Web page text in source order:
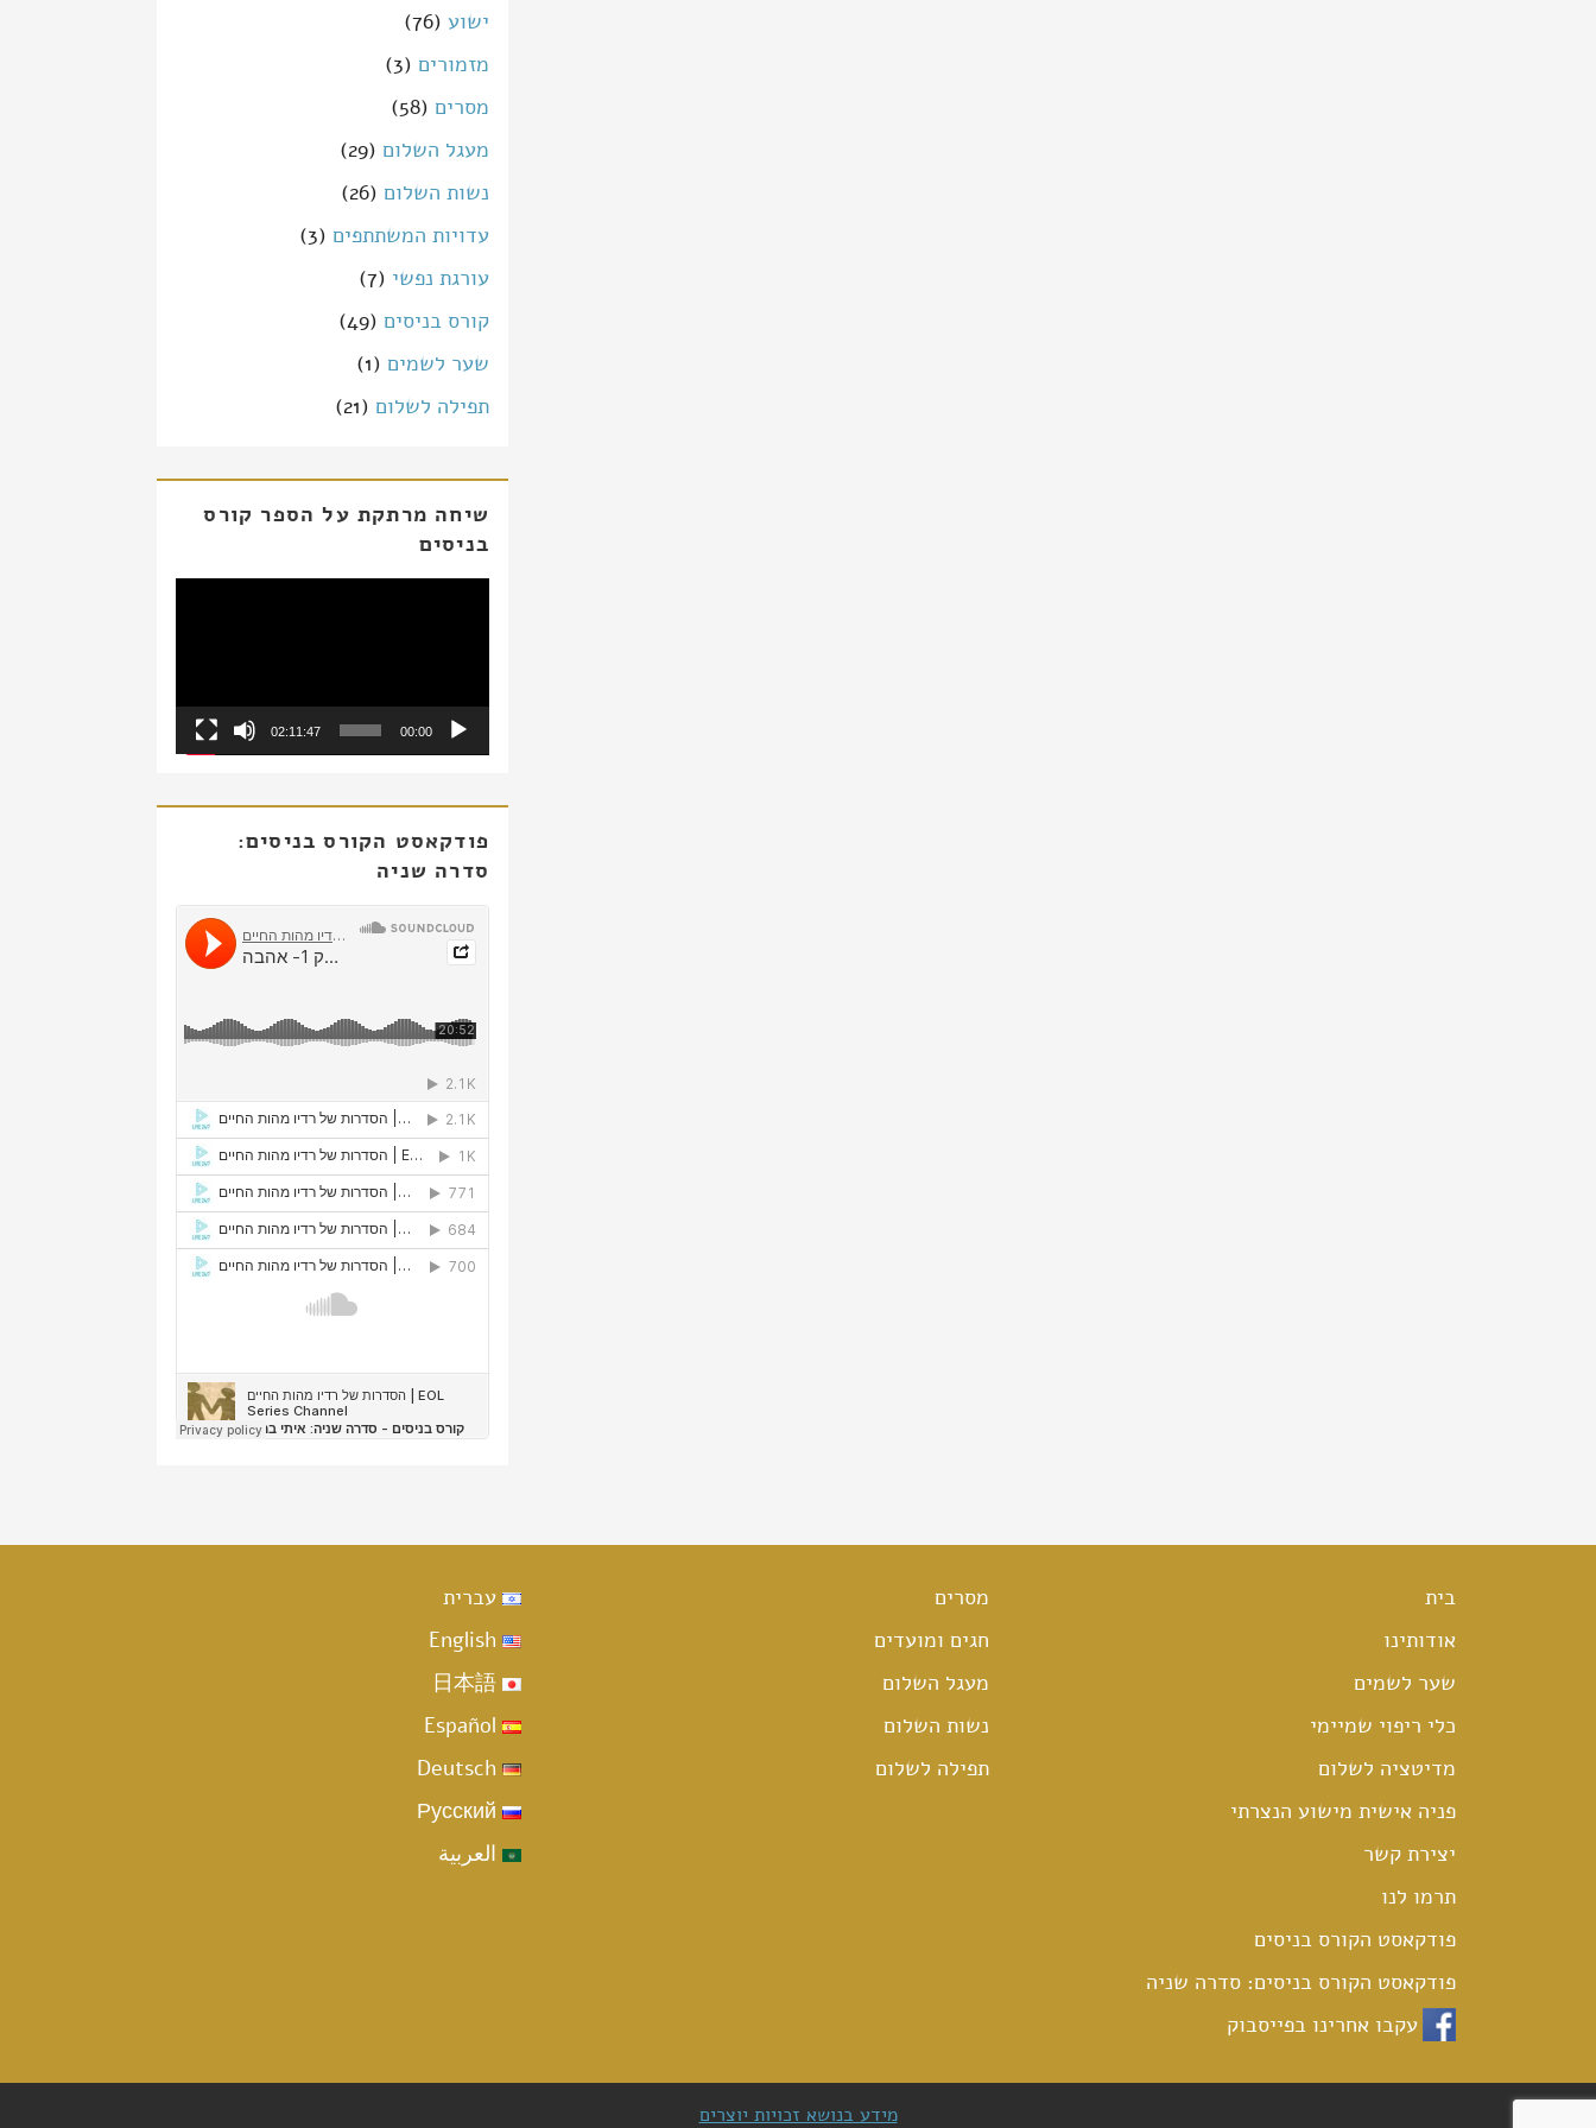
ישוע (76)
מזמורים (3)
מסרים (58)
מעגל השלום (29)
נשות השלום (26)
עדויות המשתתפים (3)
עורגת נפשי (7)
קורס בניסים (49)
שער לשמים (1)
תפילה לשלום (21)
שיחה מרתקת על הספר קורס
בניסים
00:00
02:11:47
פודקאסט הקורס בניסים:
סדרה שניה
בית
אודותינו
שער לשמים
כלי ריפוי שמיימי
מדיטציה לשלום
פניה אישית מישוע הנצרתי
יצירת קשר
תרמו לנו
פודקאסט הקורס בניסים
פודקאסט הקורס בניסים: סדרה שניה
עקבו אחרינו בפייסבוק
מסרים
חגים ומועדים
מעגל השלום
נשות השלום
תפילה לשלום
עברית
English
日本語
Español
Deutsch
Русский
العربية
מידע בנושא זכויות יוצרים